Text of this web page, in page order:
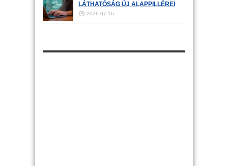
LÁTHATÓSÁG ÚJ ALAPPILLÉREI
2026-07-16